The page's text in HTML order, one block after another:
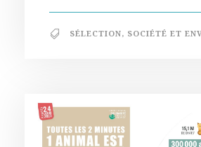
SÉLECTION, SOCIÉTÉ ET